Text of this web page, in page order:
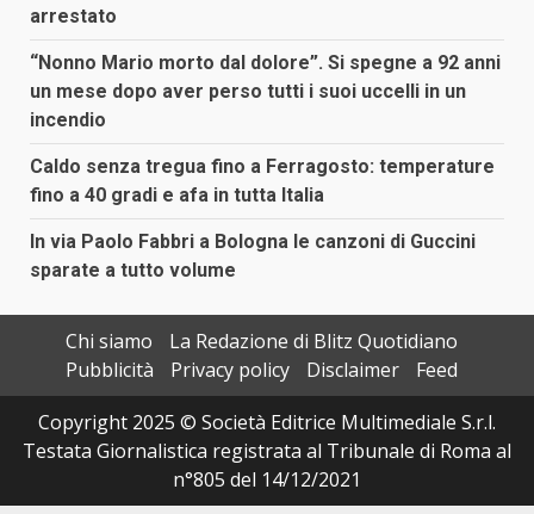
arrestato
“Nonno Mario morto dal dolore”. Si spegne a 92 anni
un mese dopo aver perso tutti i suoi uccelli in un
incendio
Caldo senza tregua fino a Ferragosto: temperature
fino a 40 gradi e afa in tutta Italia
In via Paolo Fabbri a Bologna le canzoni di Guccini
sparate a tutto volume
Chi siamo
La Redazione di Blitz Quotidiano
Pubblicità
Privacy policy Disclaimer
Feed
Copyright 2025 © Società Editrice Multimediale S.r.l.
Testata Giornalistica registrata al Tribunale di Roma al
n°805 del 14/12/2021